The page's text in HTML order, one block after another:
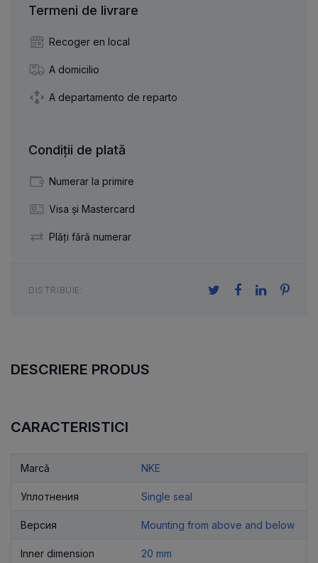
Termeni de livrare
Recoger en local
A domicilio
A departamento de reparto
Condiții de plată
Numerar la primire
Visa și Mastercard
Plăți fără numerar
DISTRIBUIE:
DESCRIERE PRODUS
CARACTERISTICI
Marcă NKE
Уплотнения Single seal
Версия Mounting from above and below
Inner dimension 20 mm